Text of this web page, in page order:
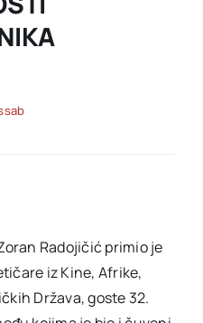
Radojičić primio je
iz Kine, Afrike,
Država, goste 32.